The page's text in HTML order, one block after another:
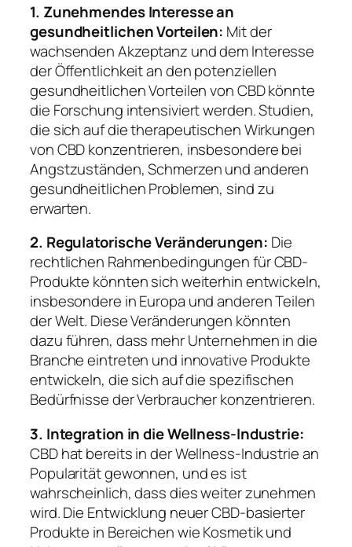
1. Zunehmendes Interesse an
gesundheitlichen Vorteilen: Mit der
wachsenden Akzeptanz und dem Interesse
der Öffentlichkeit an den potenziellen
gesundheitlichen Vorteilen von CBD könnte
die Forschung intensiviert werden. Studien,
die sich auf die therapeutischen Wirkungen
von CBD konzentrieren, insbesondere bei
Angstzuständen, Schmerzen und anderen
gesundheitlichen Problemen, sind zu
erwarten.
2. Regulatorische Veränderungen: Die
rechtlichen Rahmenbedingungen für CBD-
Produkte könnten sich weiterhin entwickeln,
insbesondere in Europa und anderen Teilen
der Welt. Diese Veränderungen könnten
dazu führen, dass mehr Unternehmen in die
Branche eintreten und innovative Produkte
entwickeln, die sich auf die spezifischen
Bedürfnisse der Verbraucher konzentrieren.
3. Integration in die Wellness-Industrie:
CBD hat bereits in der Wellness-Industrie an
Popularität gewonnen, und es ist
wahrscheinlich, dass dies weiter zunehmen
wird. Die Entwicklung neuer CBD-basierter
Produkte in Bereichen wie Kosmetik und